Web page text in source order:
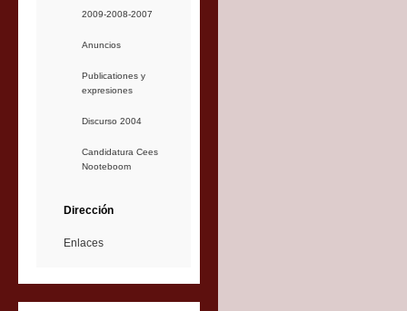
2009-2008-2007
Anuncios
Publicationes y
expresiones
Discurso 2004
Candidatura Cees
Nooteboom
Dirección
Enlaces